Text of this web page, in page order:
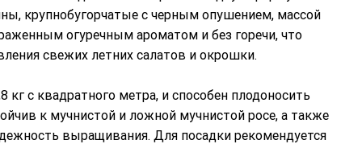
крупнобугорчатые с черным опушением, массой
огуречным ароматом и без горечи, что
свежих летних салатов и окрошки.
с квадратного метра, и способен плодоносить
к мучнистой и ложной мучнистой росе, а также
выращивания. Для посадки рекомендуется